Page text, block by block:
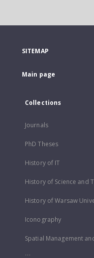
SITEMAP
Main page
Collections
Journals
PhD Theses
History of IT
History of Science and
History of Warsaw
Iconography
Spatial Management
...